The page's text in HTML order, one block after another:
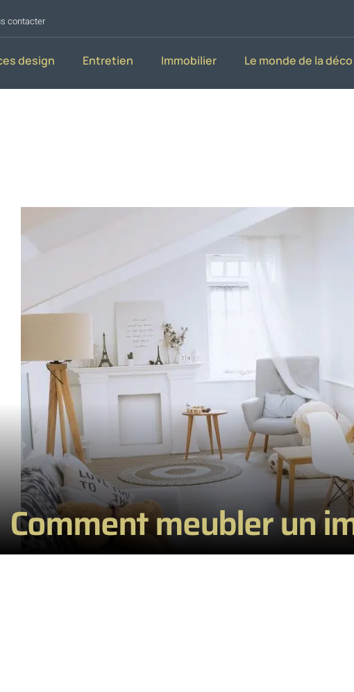
contacter
design Entretien Immobilier Le monde de la déco
Comment meubler un